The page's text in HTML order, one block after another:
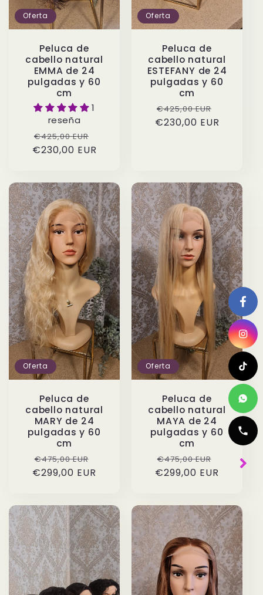
Oferta
Peluca de
cabello natural
EMMA de 24
pulgadas y 60
cm
1
reseña
Precio
habitual
€425,00 EUR
de
€230,00 EUR
Oferta
Peluca de
cabello natural
ESTEFANY de 24
pulgadas y 60
cm
Precio
habitual
€425,00 EUR
de
€230,00 EUR
Oferta
Peluca de
cabello natural
MARY de 24
pulgadas y 60
cm
Precio
habitual
€475,00 EURPrecio
de
€299,00 EUR
Oferta
Peluca de
cabello natural
MAYA de 24
pulgadas y 60
cm
Precio
habitual
€475,00 EURPrecio
de
€299,00 EUR